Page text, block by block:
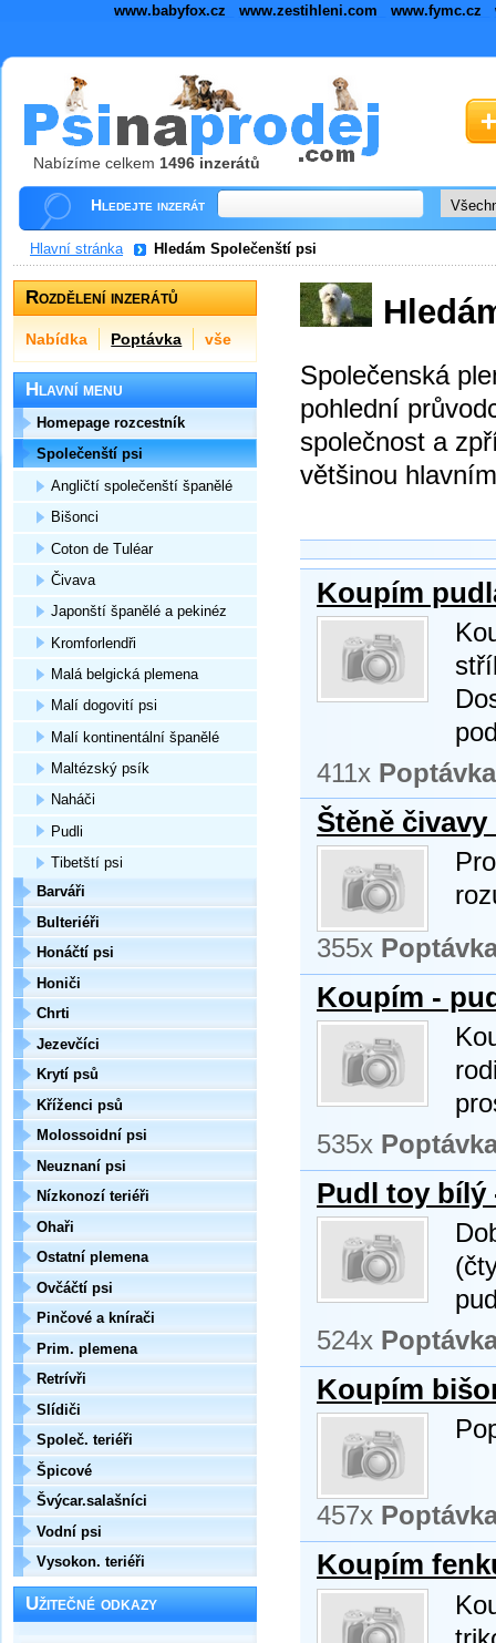
www.babyfox.cz www.zestihleni.com www.fymc.cz
Nabízíme celkem 1496 inzerátů
Hledejte inzerát
Hlavní stránka Hledám Společenští psi
Společenská
pohlední
společnost a
většinou
Koupím
411x Poptávka
Štěně
355x
Koupím -
535x
Pudl toy bílý
524x
Koupím
457x
Koupím
Rozdělení inzerátů
Nabídka Poptávka vše
Hlavní menu
Homepage rozcestník
Společenští psi
Angličtí společenští španělé
Bišonci
Coton de Tuléar
Čivava
Japonští španělé a pekinéz
Kromforlendři
Malá belgická plemena
Malí dogovití psi
Malí kontinentální španělé
Maltézský psík
Naháči
Pudli
Tibetští psi
Barváři
Bulteriéři
Honáčtí psi
Honiči
Chrti
Jezevčíci
Krytí psů
Kříženci psů
Molossoidní psi
Neuznaní psi
Nízkonozí teriéři
Ohaři
Ostatní plemena
Ovčáčtí psi
Pinčové a knírači
Prim. plemena
Retrívři
Slídiči
Společ. teriéři
Špicové
Švýcar.salašníci
Vodní psi
Vysokon. teriéři
Užitečné odkazy